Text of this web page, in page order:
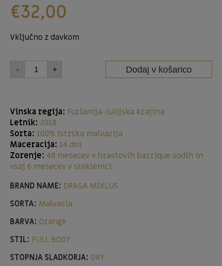
€32,00
Vključno z davkom
- + Dodaj v košarico
Vinska regija: Furlanija-Julijska krajina
Letnik: 2018
Sorta: 100% istrska malvazija
Maceracija: 14 dni
Zorenje: 48 mesecev v hrastovih barrique sodih in
vsaj 6 mesecev v steklenici
BRAND NAME: DRAGA MIKLUS
SORTA: Malvasia
BARVA: Orange
STIL: FULL BODY
STOPNJA SLADKORJA: DRY